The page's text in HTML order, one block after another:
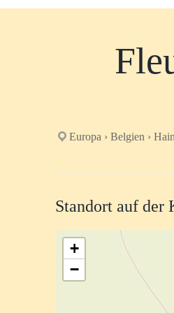
Europa › Belgien ›
Standort auf der
+
−